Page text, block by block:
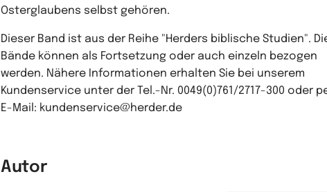
Osterglaubens selbst gehören.
Dieser Band ist aus der Reihe "Herders biblische Studien".
Bände können als Fortsetzung oder auch einzeln bezogen
werden. Nähere Informationen erhalten Sie bei unserem
Kundenservice unter der Tel.-Nr. 0049(0)761/2717-300 oder
E-Mail: kundenservice@herder.de
Autor